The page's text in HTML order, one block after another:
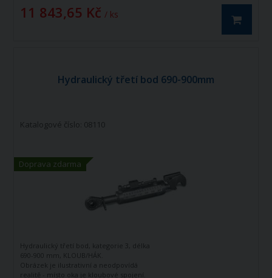
11 843,65 Kč / ks
Hydraulický třetí bod 690-900mm
Doprava zdarma
Katalogové číslo: 08110
Hydraulický třetí bod, kategorie 3, délka
690-900 mm, KLOUB/HÁK.
Obrázek je ilustrativní a neodpovídá
realitě - místo oka je kloubové spojení.